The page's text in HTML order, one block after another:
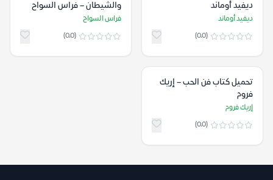
ديفيد أوماند
ديفيد أوماند
(0.0)
والشيطان – فراس السواح
فراس السواح
(0.0)
تحميل كتاب فن الحب – إريك
فروم
إريك فروم
(0.0)